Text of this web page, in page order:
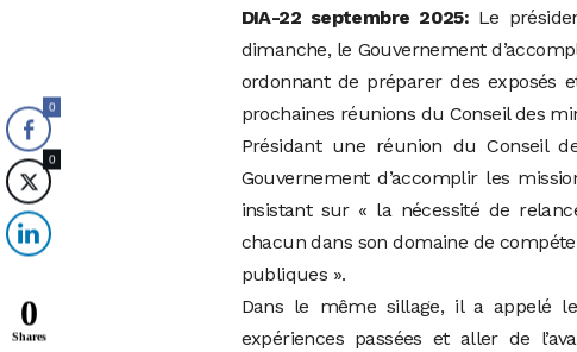
DIA-22 septembre 2025: Le
dimanche, le Gouvernement
ordonnant de préparer des exposés
prochaines réunions du Conseil des
Présidant une réunion du Conseil
Gouvernement d’accomplir les
insistant sur « la nécessité de
chacun dans son domaine de
publiques ».
Dans le même sillage, il a appelé
expériences passées et aller de
0
0
0
Shares